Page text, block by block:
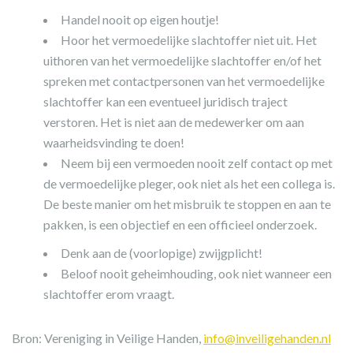
Handel nooit op eigen houtje!
Hoor het vermoedelijke slachtoffer niet uit. Het
uithoren van het vermoedelijke slachtoffer en/of het
spreken met contactpersonen van het vermoedelijke
slachtoffer kan een eventueel juridisch traject
verstoren. Het is niet aan de medewerker om aan
waarheidsvinding te doen!
Neem bij een vermoeden nooit zelf contact op met
de vermoedelijke pleger, ook niet als het een collega is.
De beste manier om het misbruik te stoppen en aan te
pakken, is een objectief en een officieel onderzoek.
Denk aan de (voorlopige) zwijgplicht!
Beloof nooit geheimhouding, ook niet wanneer een
slachtoffer erom vraagt.
Bron: Vereniging in Veilige Handen, info@inveiligehanden.nl